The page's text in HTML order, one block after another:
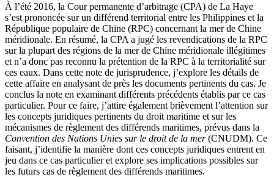
À l’été 2016, la Cour permanente d’arbitrage (CPA) de La Haye
s’est prononcée sur un différend territorial entre les Philippines et la
République populaire de Chine (RPC) concernant la mer de Chine
méridionale. En résumé, la CPA a jugé les revendications de la RPC
sur la plupart des régions de la mer de Chine méridionale illégitimes
et n’a donc pas reconnu la prétention de la RPC à la territorialité sur
ces eaux. Dans cette note de jurisprudence, j’explore les détails de
cette affaire en analysant de près les documents pertinents du cas. Je
conclus la note en examinant différents précédents établis par ce cas
particulier. Pour ce faire, j’attire également brièvement l’attention sur
les concepts juridiques pertinents du droit maritime et sur les
mécanismes de règlement des différends maritimes, prévus dans la
Convention des Nations Unies sur le droit de la mer(CNUDM). Ce
faisant, j’identifie la manière dont ces concepts juridiques entrent en
jeu dans ce cas particulier et explore ses implications possibles sur
les futurs cas de règlement des différends maritimes.